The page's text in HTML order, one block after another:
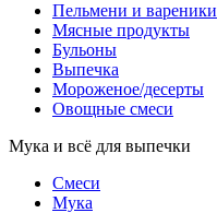
Пельмени и вареники
Мясные продукты
Бульоны
Выпечка
Мороженое/десерты
Овощные смеси
Мука и всё для выпечки
Смеси
Мука